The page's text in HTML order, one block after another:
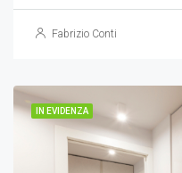
Fabrizio Conti
IN EVIDENZA